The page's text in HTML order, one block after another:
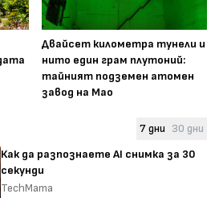
Двайсет километра тунели и
нито един грам плутоний:
тайният подземен атомен
завод на Мао
7 дни 30 дни
Как да разпознаете AI снимка за 30
секунди
TechMama